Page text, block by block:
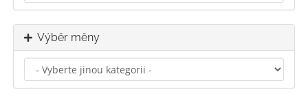
Výběr měny